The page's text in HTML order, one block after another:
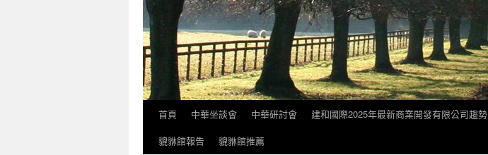
首頁 中華坐談會 中華研討會 建和國際2025年最新商業開發有限公司趨勢
貔貅館報告
貔貅館推薦